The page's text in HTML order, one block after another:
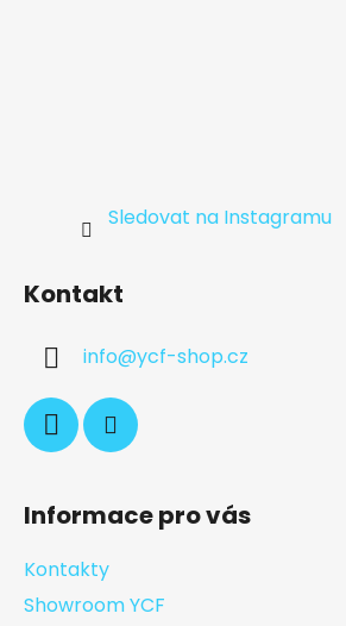
Sledovat na Instagramu
Kontakt
info@ycf-shop.cz
Informace pro vás
Kontakty
Showroom YCF